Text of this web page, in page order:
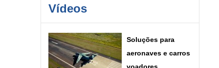
Vídeos
Soluções para
aeronaves e carros